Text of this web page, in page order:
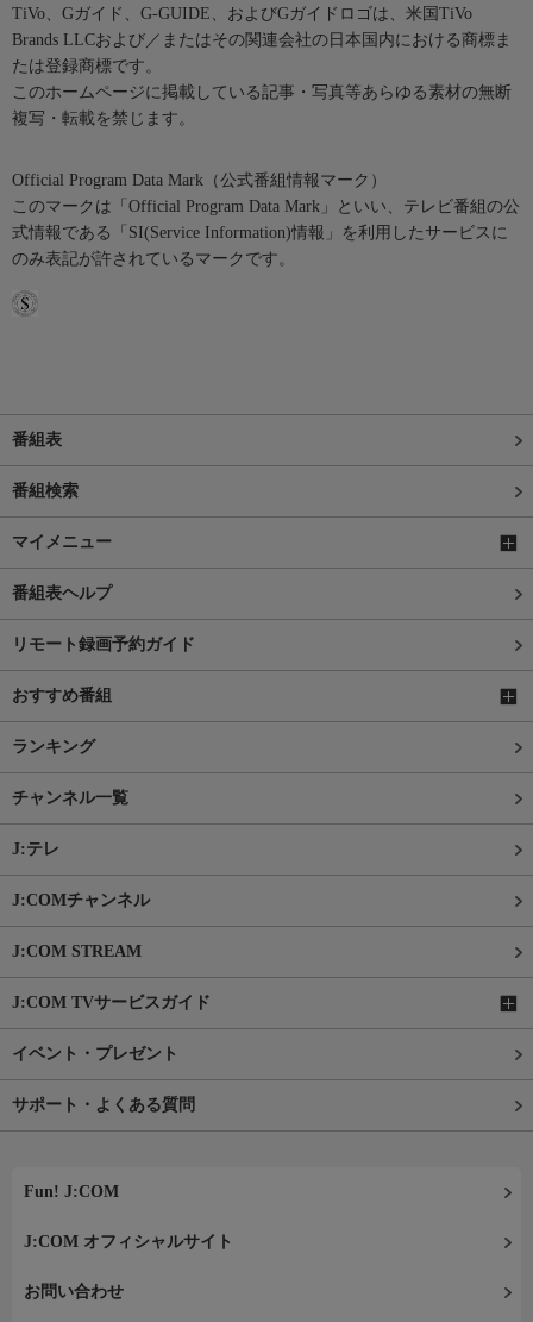
TiVo、Gガイド、G-GUIDE、およびGガイドロゴは、米国TiVo
Brands LLCおよび／またはその関連会社の日本国内における商標ま
たは登録商標です。
このホームページに掲載している記事・写真等あらゆる素材の無断
複写・転載を禁じます。
Official Program Data Mark（公式番組情報マーク）
このマークは「Official Program Data Mark」といい、テレビ番組の公
式情報である「SI(Service Information)情報」を利用したサービスに
のみ表記が許されているマークです。
番組表
番組検索
マイメニュー
番組表ヘルプ
リモート録画予約ガイド
おすすめ番組
ランキング
チャンネル一覧
J:テレ
J:COMチャンネル
J:COM STREAM
J:COM TVサービスガイド
イベント・プレゼント
サポート・よくある質問
Fun! J:COM
J:COM オフィシャルサイト
お問い合わせ